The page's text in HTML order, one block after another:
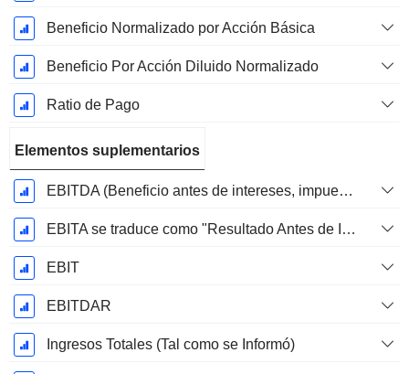
Beneficio Normalizado por Acción Básica
Beneficio Por Acción Diluido Normalizado
Ratio de Pago
Elementos suplementarios
EBITDA (Beneficio antes de intereses, impuestos, depreciación y amortización)
EBITA se traduce como "Resultado Antes de Intereses, Impuestos y Amortizaciones" en español.
EBIT
EBITDAR
Ingresos Totales (Tal como se Informó)